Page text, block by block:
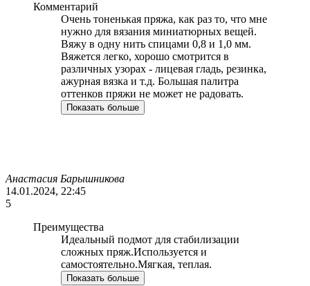
Комментарий
Очень тоненькая пряжа, как раз то, что мне
нужно для вязания миниатюрных вещей.
Вяжу в одну нить спицами 0,8 и 1,0 мм.
Вяжется легко, хорошо смотрится в
различных узорах - лицевая гладь, резинка,
ажурная вязка и т.д. Большая палитра
оттенков пряжи не может не радовать.
Показать больше
Анастасия Барышникова
14.01.2024, 22:45
5
Преимущества
Идеальный подмот для стабилизации
сложных пряж.Используется и
самостоятельно.Мягкая, теплая.
Показать больше